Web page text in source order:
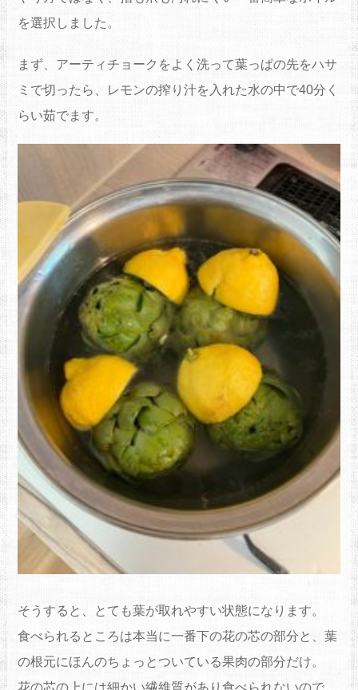
を選択しました。
まず、アーティチョークをよく洗って葉っぱの先をハサ
ミで切ったら、レモンの搾り汁を入れた水の中で40分く
らい茹でます。
そうすると、とても葉が取れやすい状態になります。
食べられるところは本当に一番下の花の芯の部分と、葉
の根元にほんのちょっとついている果肉の部分だけ。
花の芯の上には細かい繊維質があり食べられないので、